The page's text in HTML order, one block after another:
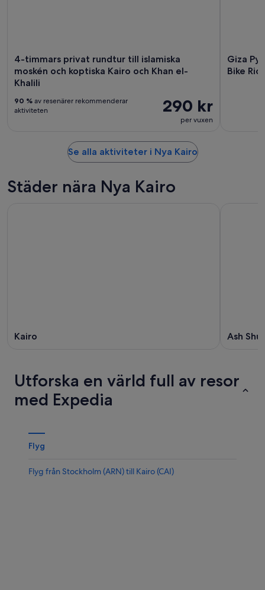
4-timmars privat rundtur till islamiska
moskén och koptiska Kairo och Khan el-
Khalili
290 kr
per vuxen
90 % av resenärer rekommenderar
aktiviteten
Giza
Bike
Se alla aktiviteter i Nya Kairo
Städer nära Nya Kairo
Kairo Ash
Utforska en värld full av resor
med Expedia
Flyg
Flyg från Stockholm (ARN) till Kairo (CAI)